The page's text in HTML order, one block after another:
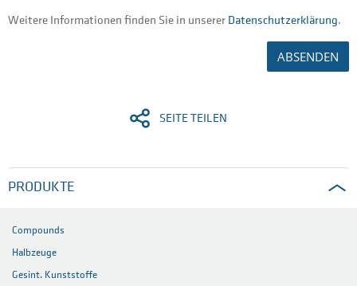
Weitere Informationen finden Sie in unserer Datenschutzerklärung.
ABSENDEN
SEITE TEILEN
PRODUKTE
Compounds
Halbzeuge
Gesint. Kunststoffe